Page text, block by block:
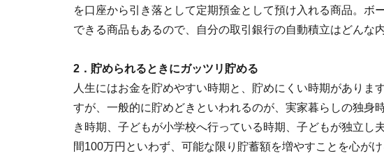
を口座から引き落として定期預金として預け入れる商品。ボ
できる商品もあるので、自分の取引銀行の自動積立はどんな
2．貯められるときにガッツリ貯める
人生にはお金を貯めやすい時期と、貯めにくい時期がありま
すが、一般的に貯めどきといわれるのが、実家暮らしの独身
き時期、子どもが小学校へ行っている時期、子どもが独立し
間100万円といわず、可能な限り貯蓄額を増やすことを心がけ